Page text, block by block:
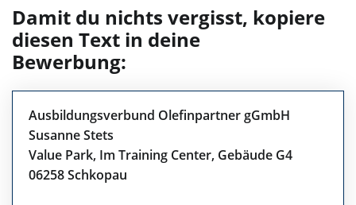
Damit du nichts vergisst, kopiere
diesen Text in deine
Bewerbung:
Ausbildungsverbund Olefinpartner gGmbH
Susanne Stets
Value Park, Im Training Center, Gebäude G4
06258 Schkopau